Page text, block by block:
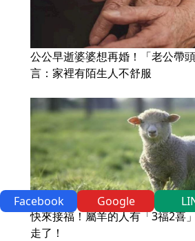
公公早逝婆婆想再婚！「老公帶
言：家裡有陌生人不舒服
快來接福！屬羊的人有「3福2喜
走了！
Facebook Google